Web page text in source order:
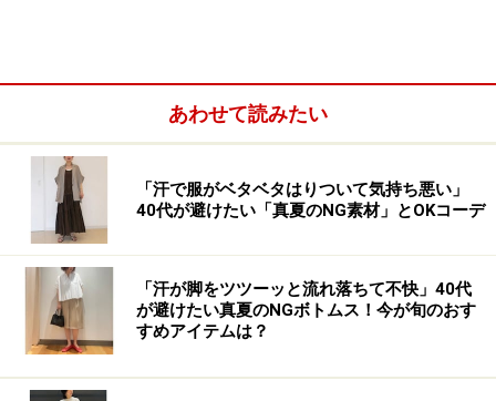
あわせて読みたい
「汗で服がベタベタはりついて気持ち悪い」
40代が避けたい「真夏のNG素材」とOKコーデ
「汗が脚をツツーッと流れ落ちて不快」40代
が避けたい真夏のNGボトムス！今が旬のおす
すめアイテムは？